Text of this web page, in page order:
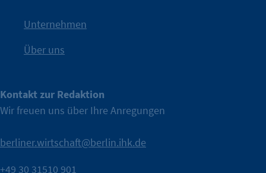
IHK Berlin. Offizieller Unterstützer der Berliner Wirtschaft.
Unternehmen
Über uns
Kontakt zur Redaktion
Wir freuen uns über Ihre Anregungen
berliner.wirtschaft@berlin.ihk.de
+49 30 31510 901